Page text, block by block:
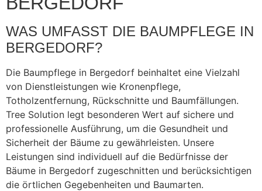
WAS UMFASST DIE BAUMPFLEGE IN
BERGEDORF?
Die Baumpflege in Bergedorf beinhaltet eine Vielzahl
von Dienstleistungen wie Kronenpflege,
Totholzentfernung, Rückschnitte und Baumfällungen.
Tree Solution legt besonderen Wert auf sichere und
professionelle Ausführung, um die Gesundheit und
Sicherheit der Bäume zu gewährleisten. Unsere
Leistungen sind individuell auf die Bedürfnisse der
Bäume in Bergedorf zugeschnitten und berücksichtigen
die örtlichen Gegebenheiten und Baumarten.